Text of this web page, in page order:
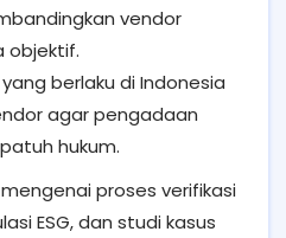
vendor
objektif.
berlaku di Indonesia
agar pengadaan
hukum.
proses verifikasi
ESG, dan studi kasus